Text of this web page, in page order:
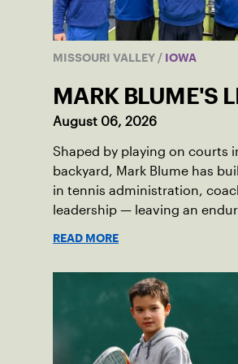
MISSOURI VALLEY / IOWA
MARK BLUME'S
August 06, 2026
Shaped by playing on courts
backyard, Mark Blume has
in tennis administration,
leadership — leaving an
READ MORE